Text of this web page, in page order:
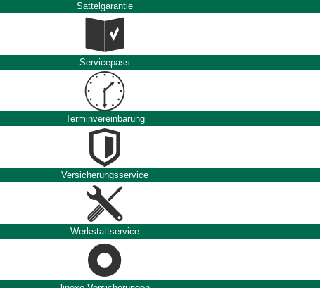
Sattelgarantie
Servicepass
Terminvereinbarung
Versicherungsservice
Werkstattservice